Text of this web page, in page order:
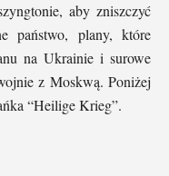
aby zniszczyć
państwo, plany, które
na Ukrainie i surowe
z Moskwą. Poniżej
“Heilige Krieg”.